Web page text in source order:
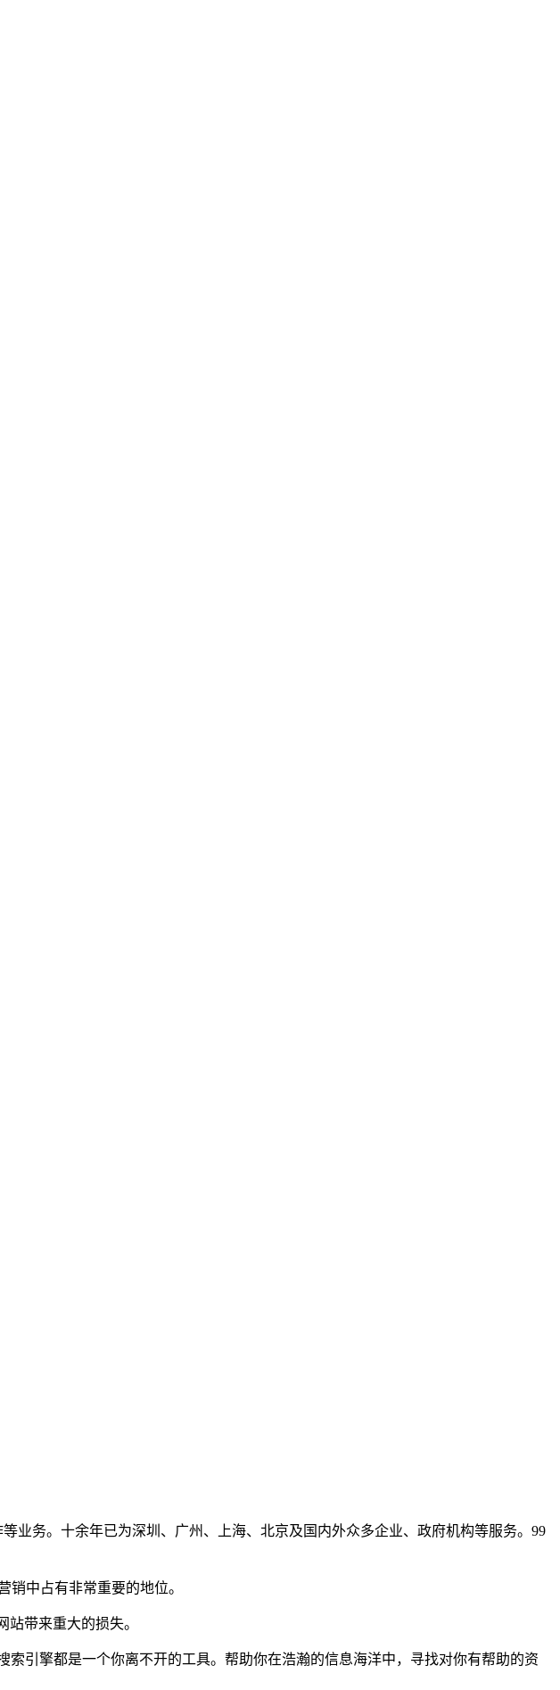
业务。十余年已为深圳、广州、上海、北京及国内外众多企业、政府机构等服务。99
中占有非常重要的地位。
带来重大的损失。
擎都是一个你离不开的工具。帮助你在浩瀚的信息海洋中，寻找对你有帮助的资